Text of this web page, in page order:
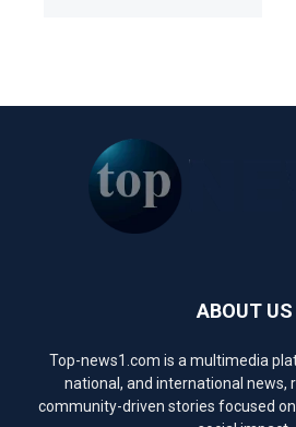
ABOUT US
Top-news1.com is a multimedia
national, and international news,
community-driven stories focused